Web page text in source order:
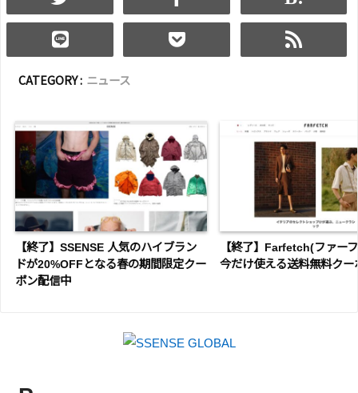
CATEGORY : ニュース
【終了】SSENSE 人気のハイブラン
ドが20%OFFとなる春の期間限定クー
ポン配信中
【終了】Farfetch(ファー
今だけ使える送料無料クー